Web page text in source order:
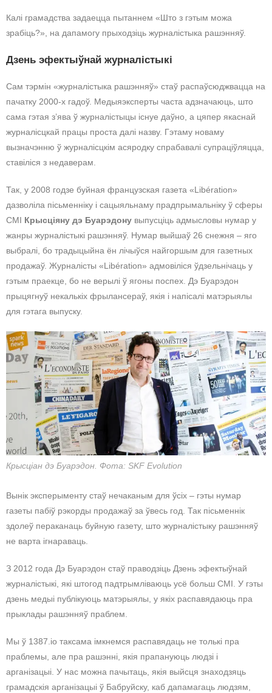
Калі грамадства задаецца пытаннем «Што з гэтым можа
зрабіць?», на дапамогу прыходзіць журналістыка рашэнняў.
Дзень эфектыўнай журналістыкі
Сам тэрмін «журналістыка рашэнняў» стаў распаўсюджвацца на
пачатку 2000-х гадоў. Медыяэксперты часта адзначаюць, што
сама гэтая з’ява ў журналістыцы існуе даўно, а цяпер якаснай
журналісцкай працы проста далі назву. Гэтаму новаму
вызначэнню ў журналісцкім асяродку спрабавалі супраціўляцца,
ставіліся з недаверам.
Так, у 2008 годзе буйная французская газета «Libération»
дазволіла пісьменніку і сацыяльнаму прадпрымальніку ў сферы
СМІ Крысціяну дэ Буарэдону выпусціць адмысловы нумар у
жанры журналістыкі рашэнняў. Нумар выйшаў 26 снежня – яго
выбралі, бо традыцыйна ён лічыўся найгоршым для газетных
продажаў. Журналісты «Libération» адмовіліся ўдзельнічаць у
гэтым праекце, бо не верылі ў ягоны поспех. Дэ Буарэдон
прыцягнуў некалькіх фрылансераў, якія і напісалі матэрыялы
для гэтага выпуску.
Крысціан дэ Буарэдон. Фота: SKF Evolution
Вынік эксперыменту стаў нечаканым для ўсіх – гэты нумар
газеты пабіў рэкорды продажаў за ўвесь год. Так пісьменнік
здолеў пераканаць буйную газету, што журналістыку рашэнняў
не варта ігнараваць.
З 2012 года Дэ Буарэдон стаў праводзіць Дзень эфектыўнай
журналістыкі, які штогод падтрымліваюць усё больш СМІ. У гэты
дзень медыі публікуюць матэрыялы, у якіх распавядаюць пра
прыклады рашэнняў праблем.
Мы ў 1387.io таксама імкнемся распавядаць не толькі пра
праблемы, але пра рашэнні, якія прапануюць людзі і
арганізацыі. У нас можна пачытаць, якія выйсця знаходзяць
грамадскія арганізацыі ў Бабруйску, каб дапамагаць людзям,